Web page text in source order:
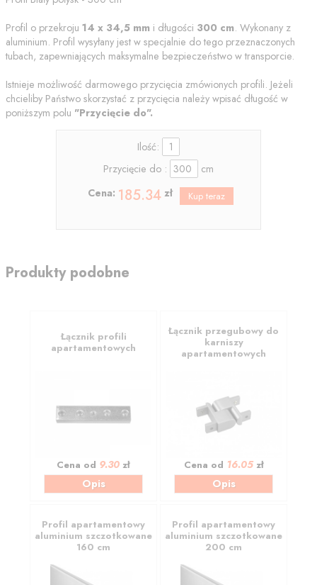
Profil o przekroju 14 x 34,5 mm i długości 300 cm. Wykonany z
aluminium. Profil wysyłany jest w specjalnie do tego przeznaczonych
tubach, zapewniających maksymalne bezpieczeństwo w transporcie.
Istnieje możliwość darmowego przycięcia zmówionych profili. Jeżeli
chcieliby Państwo skorzystać z przycięcia należy wpisać długość w
poniższym polu "Przycięcie do".
Ilość:
Przycięcie do :
cm
Cena: 185.34 zł
Produkty podobne
Łącznik profili
apartamentowych
Cena od 9.30 zł
Opis
Łącznik przegubowy do
karniszy
apartamentowych
Cena od 16.05zł
Opis
Profil apartamentowy
aluminium szczotkowane
160 cm
Profil apartamentowy
aluminium szczotkowane
200 cm